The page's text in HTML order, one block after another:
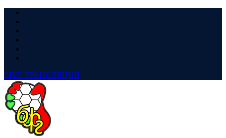
LIVE ТРАНСЛЯЦИЯ